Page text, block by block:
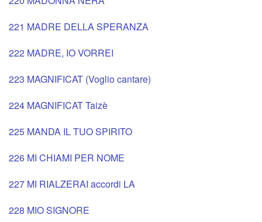
221 MADRE DELLA SPERANZA
222 MADRE, IO VORREI
223 MAGNIFICAT (Voglio cantare)
224 MAGNIFICAT Taizè
225 MANDA IL TUO SPIRITO
226 MI CHIAMI PER NOME
227 MI RIALZERAI accordi LA
228 MIO SIGNORE